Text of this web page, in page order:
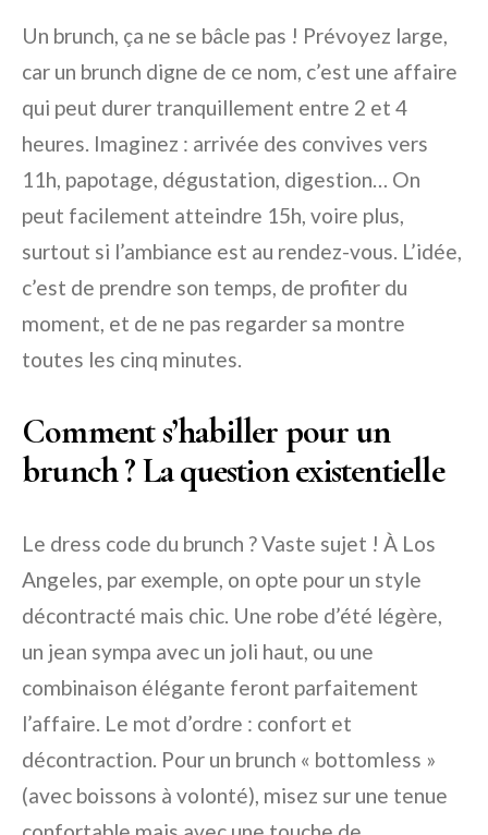
Un brunch, ça ne se bâcle pas ! Prévoyez large,
car un brunch digne de ce nom, c’est une affaire
qui peut durer tranquillement entre 2 et 4
heures. Imaginez : arrivée des convives vers
11h, papotage, dégustation, digestion… On
peut facilement atteindre 15h, voire plus,
surtout si l’ambiance est au rendez-vous. L’idée,
c’est de prendre son temps, de profiter du
moment, et de ne pas regarder sa montre
toutes les cinq minutes.
Comment s’habiller pour un
brunch ? La question existentielle
Le dress code du brunch ? Vaste sujet ! À Los
Angeles, par exemple, on opte pour un style
décontracté mais chic. Une robe d’été légère,
un jean sympa avec un joli haut, ou une
combinaison élégante feront parfaitement
l’affaire. Le mot d’ordre : confort et
décontraction. Pour un brunch « bottomless »
(avec boissons à volonté), misez sur une tenue